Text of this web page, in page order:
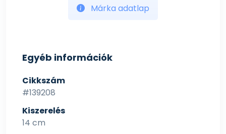
Márka adatlap
Egyéb információk
Cikkszám
#139208
Kiszerelés
14 cm